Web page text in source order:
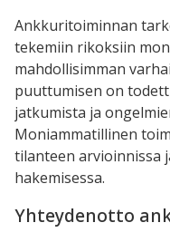
Ankkuritoiminnan
tekemiin rikoksiin
mahdollisimman
puuttumisen on
jatkumista ja
Moniammatillinen
tilanteen arvioinnissa
hakemisessa.
Yhteydenotto